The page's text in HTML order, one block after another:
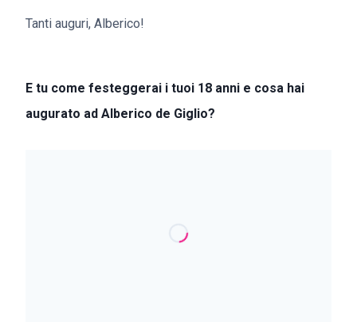
Tanti auguri, Alberico!
E tu come festeggerai i tuoi 18 anni e cosa hai
augurato ad Alberico de Giglio?